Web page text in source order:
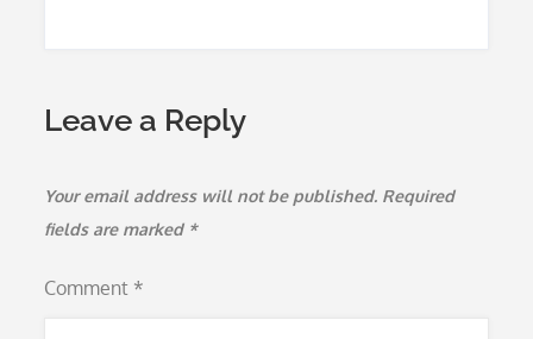
Leave a Reply
Your email address will not be published. Required
fields are marked *
Comment *